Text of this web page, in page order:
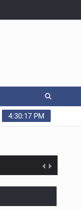
4:30:18 PM